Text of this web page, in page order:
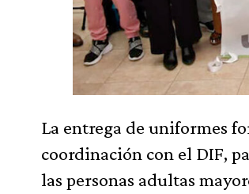
La entrega de uniformes
coordinación con el DIF,
las personas adultas